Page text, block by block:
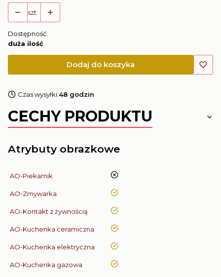
szt.
Dostępność:
duża ilość
Dodaj do koszyka
Czas wysyłki:48 godzin
CECHY PRODUKTU
Atrybuty obrazkowe
AO-Piekarnik nie
AO-Zmywarka tak
AO-Kontakt z żywnością tak
AO-Kuchenka ceramiczna tak
AO-Kuchenka elektryczna tak
AO-Kuchenka gazowa tak